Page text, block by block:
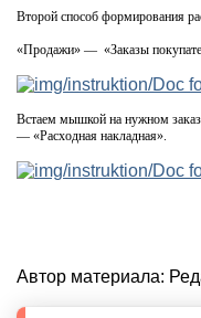
Второй способ формирования
«Продажи» — «Заказы
Встаем мышкой на нужном
— «Расходная накладная».
Автор материала: